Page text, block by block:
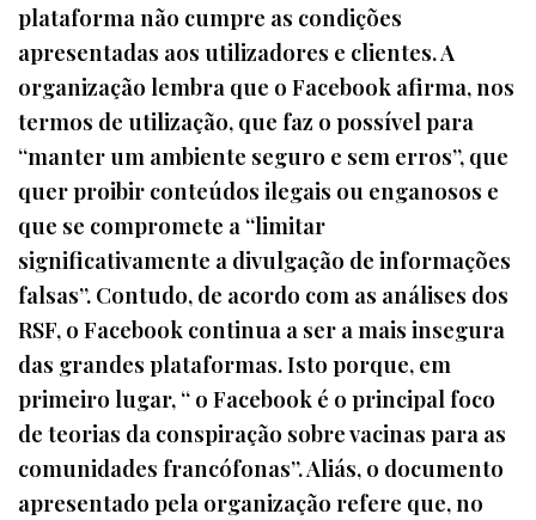
plataforma não cumpre as condições
apresentadas aos utilizadores e clientes. A
organização lembra que o Facebook afirma, nos
termos de utilização, que faz o possível para
“manter um ambiente seguro e sem erros”, que
quer proibir conteúdos ilegais ou enganosos e
que se compromete a “limitar
significativamente a divulgação de informações
falsas”. Contudo, de acordo com as análises dos
RSF, o Facebook continua a ser a mais insegura
das grandes plataformas. Isto porque, em
primeiro lugar, “ o Facebook é o principal foco
de teorias da conspiração sobre vacinas para as
comunidades francófonas”. Aliás, o documento
apresentado pela organização refere que, no